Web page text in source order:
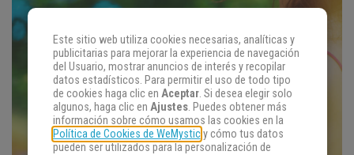
Este sitio web utiliza cookies necesarias, analíticas y
publicitarias para mejorar la experiencia de navegación
del Usuario, mostrar anuncios de interés y recopilar
datos estadísticos. Para permitir el uso de todo tipo
de cookies haga clic en Aceptar. Si desea elegir solo
algunos, haga clic en Ajustes. Puedes obtener más
información sobre cómo usamos las cookies en la
Política de Cookies de WeMysticy cómo tus datos
pueden ser utilizados para la personalización de